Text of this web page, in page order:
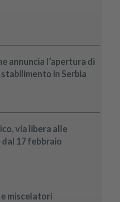
annuncia l’apertura di
in Serbia
via libera alle
17 febbraio
miscelatori